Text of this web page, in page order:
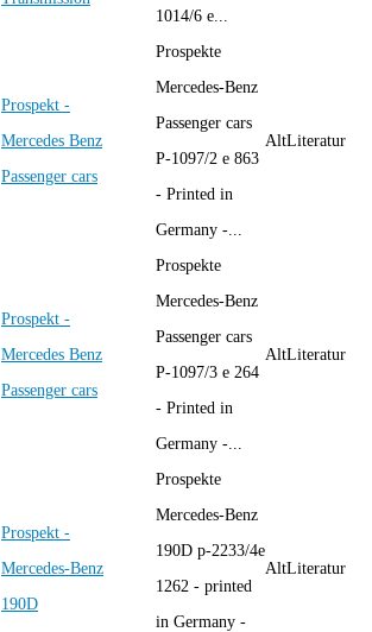
1014/6 e...
Prospekt -
Mercedes Benz
Passenger cars
Prospekte
Mercedes-Benz
Passenger cars
P-1097/2 e 863
- Printed in
Germany -...
AltLiteratur
Prospekt -
Mercedes Benz
Passenger cars
Prospekte
Mercedes-Benz
Passenger cars
P-1097/3 e 264
- Printed in
Germany -...
AltLiteratur
Prospekt -
Mercedes-Benz
190D
Prospekte
Mercedes-Benz
190D p-2233/4e
1262 - printed
in Germany -
AltLiteratur